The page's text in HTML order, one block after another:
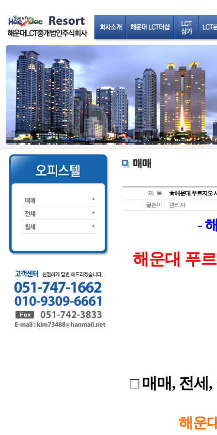
제 목
★해운대 푸르지오
글쓴이
관리자
-
해운대 푸
□ 매매, 전세
해운